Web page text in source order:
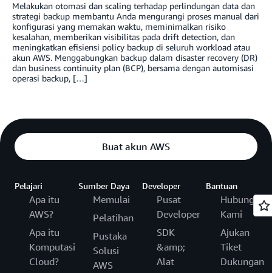
Melakukan otomasi dan scaling terhadap perlindungan data dan
strategi backup membantu Anda mengurangi proses manual dari
konfigurasi yang memakan waktu, meminimalkan risiko
kesalahan, memberikan visibilitas pada drift detection, dan
meningkatkan efisiensi policy backup di seluruh workload atau
akun AWS. Menggabungkan backup dalam disaster recovery (DR)
dan business continuity plan (BCP), bersama dengan automisasi
operasi backup, […]
Buat akun AWS
Pelajari
Apa itu
AWS?
Apa itu
Komputasi
Cloud?
Sumber Daya
Memulai
Pelatihan
Pustaka
Solusi
AWS
Developer
Pusat
Developer
SDK
&amp;
Alat
Bantuan
Hubungi
Kami
Ajukan
Tiket
Dukungan